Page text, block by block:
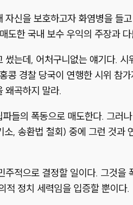
신을 보호하고자 화염병을 들
도한 국내 보수 우익의 주장과
썼는데, 어처구니없는 얘기다.
콩 경찰 당국이 연행한 시위 참
왜곡하지 말라.
들의 폭동으로 매도한다. 그러
, 송환법 철회) 중에 그런 것과
적으로 결정할 일이다. 그것을
적 정치 세력임을 입증할 뿐이다.